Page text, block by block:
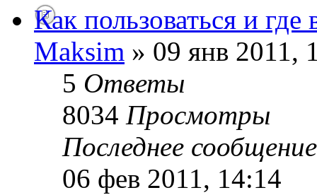
Как пользоваться и
Maksim » 09 янв 2011,
5 Ответы
8034 Просмотры
Последнее
06 фев 2011, 14:14